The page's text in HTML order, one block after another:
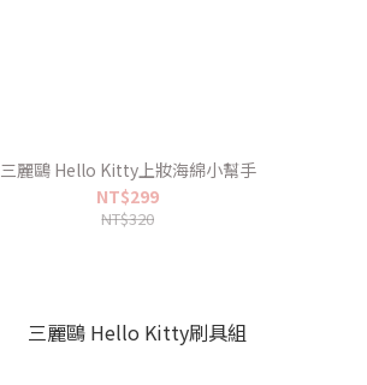
三麗鷗 Hello Kitty上妝海綿小幫手
NT$299
NT$320